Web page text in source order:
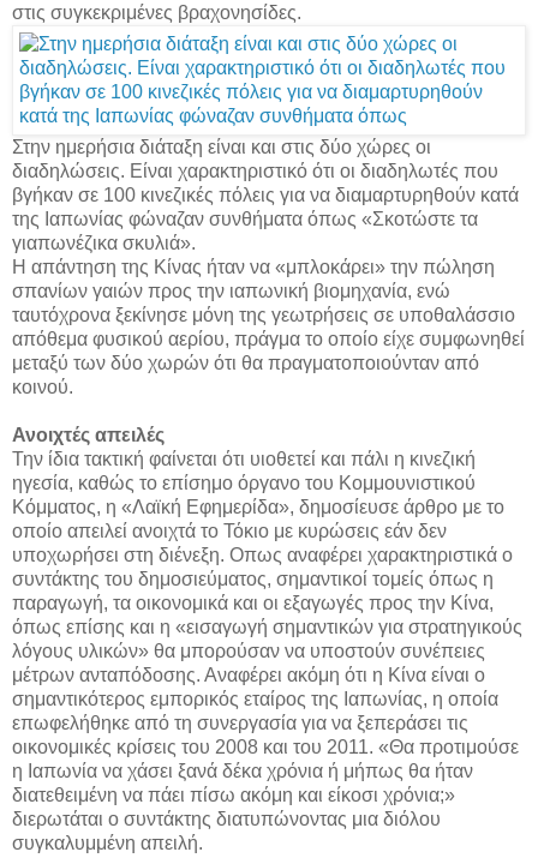
στις συγκεκριμένες βραχονησίδες.
Στην ημερήσια διάταξη είναι και στις δύο χώρες οι
διαδηλώσεις. Είναι χαρακτηριστικό ότι οι διαδηλωτές που
βγήκαν σε 100 κινεζικές πόλεις για να διαμαρτυρηθούν κατά
της Ιαπωνίας φώναζαν συνθήματα όπως «Σκοτώστε τα
γιαπωνέζικα σκυλιά».
Η απάντηση της Κίνας ήταν να «μπλοκάρει» την πώληση
σπανίων γαιών προς την ιαπωνική βιομηχανία, ενώ
ταυτόχρονα ξεκίνησε μόνη της γεωτρήσεις σε υποθαλάσσιο
απόθεμα φυσικού αερίου, πράγμα το οποίο είχε συμφωνηθεί
μεταξύ των δύο χωρών ότι θα πραγματοποιούνταν από
κοινού.
Ανοιχτές απειλές
Την ίδια τακτική φαίνεται ότι υιοθετεί και πάλι η κινεζική
ηγεσία, καθώς το επίσημο όργανο του Κομμουνιστικού
Κόμματος, η «Λαϊκή Εφημερίδα», δημοσίευσε άρθρο με το
οποίο απειλεί ανοιχτά το Τόκιο με κυρώσεις εάν δεν
υποχωρήσει στη διένεξη. Οπως αναφέρει χαρακτηριστικά ο
συντάκτης του δημοσιεύματος, σημαντικοί τομείς όπως η
παραγωγή, τα οικονομικά και οι εξαγωγές προς την Κίνα,
όπως επίσης και η «εισαγωγή σημαντικών για στρατηγικούς
λόγους υλικών» θα μπορούσαν να υποστούν συνέπειες
μέτρων ανταπόδοσης. Αναφέρει ακόμη ότι η Κίνα είναι ο
σημαντικότερος εμπορικός εταίρος της Ιαπωνίας, η οποία
επωφελήθηκε από τη συνεργασία για να ξεπεράσει τις
οικονομικές κρίσεις του 2008 και του 2011. «Θα προτιμούσε
η Ιαπωνία να χάσει ξανά δέκα χρόνια ή μήπως θα ήταν
διατεθειμένη να πάει πίσω ακόμη και είκοσι χρόνια;»
διερωτάται ο συντάκτης διατυπώνοντας μια διόλου
συγκαλυμμένη απειλή.